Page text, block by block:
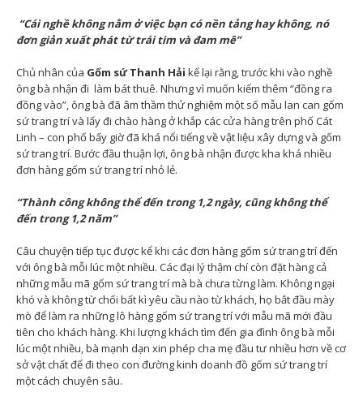
“Cái nghề không nằm ở việc bạn có nền tảng hay không, nó
đơn giản xuất phát từ trái tim và đam mê”
Chủ nhân của Gốm sứ Thanh Hải kể lại rằng, trước khi vào nghề
ông bà nhận đi làm bát thuê. Nhưng vì muốn kiếm thêm “đồng ra
đồng vào”, ông bà đã âm thầm thử nghiệm một số mẫu lan can gốm
sứ trang trí và lấy đi chào hàng ở khắp các cửa hàng trên phố Cát
Linh – con phố bấy giờ đã khá nổi tiếng về vật liệu xây dựng và gốm
sứ trang trí. Bước đầu thuận lợi, ông bà nhận được kha khá nhiều
đơn hàng gốm sứ trang trí nhỏ lẻ.
“Thành công không thể đến trong 1,2 ngày, cũng không thể
đến trong 1,2 năm”
Câu chuyện tiếp tục được kể khi các đơn hàng gốm sứ trang trí đến
với ông bà mỗi lúc một nhiều. Các đại lý thậm chí còn đặt hàng cả
những mẫu mã gốm sứ trang trí mà bà chưa từng làm. Không ngại
khó và không từ chối bất kì yêu cầu nào từ khách, họ bắt đầu mày
mò để làm ra những lô hàng gốm sứ trang trí với mẫu mã mới đầu
tiên cho khách hàng. Khi lượng khách tìm đến gia đình ông bà mỗi
lúc một nhiều, bà mạnh dạn xin phép cha mẹ đầu tư nhiều hơn về cơ
sở vật chất để đi theo con đường kinh doanh đồ gốm sứ trang trí
một cách chuyên sâu.